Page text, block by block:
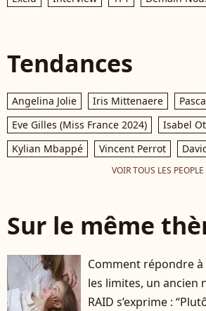
Tendances
Angelina Jolie Iris Mittenaere
Eve Gilles (Miss France 2024)
Isabel
Kylian Mbappé
Vincent Perrot
VOIR TOUS LES PEOPLE
Sur le même
Comment répondre
les limites, un ancien
RAID s’exprime :